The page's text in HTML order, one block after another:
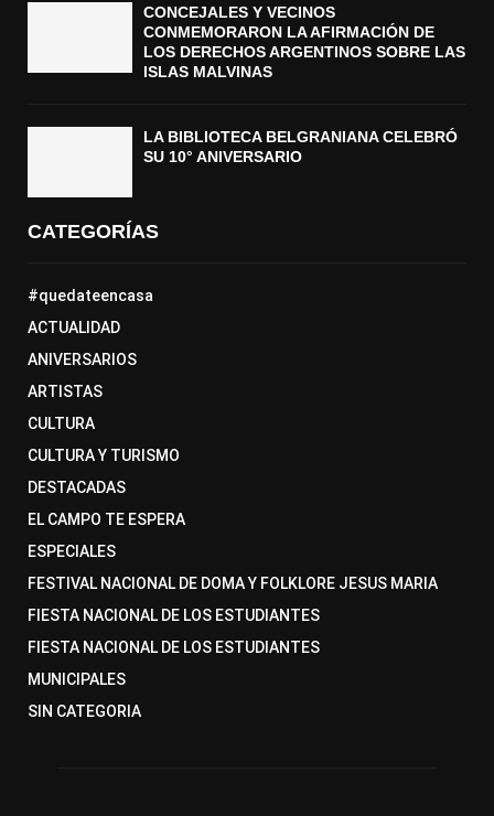
CONCEJALES Y VECINOS
CONMEMORARON LA AFIRMACIÓN DE
LOS DERECHOS ARGENTINOS SOBRE LAS
ISLAS MALVINAS
LA BIBLIOTECA BELGRANIANA CELEBRÓ
SU 10° ANIVERSARIO
CATEGORÍAS
#quedateencasa
ACTUALIDAD
ANIVERSARIOS
ARTISTAS
CULTURA
CULTURA Y TURISMO
DESTACADAS
EL CAMPO TE ESPERA
ESPECIALES
FESTIVAL NACIONAL DE DOMA Y FOLKLORE JESUS MARIA
FIESTA NACIONAL DE LOS ESTUDIANTES
FIESTA NACIONAL DE LOS ESTUDIANTES
MUNICIPALES
SIN CATEGORIA